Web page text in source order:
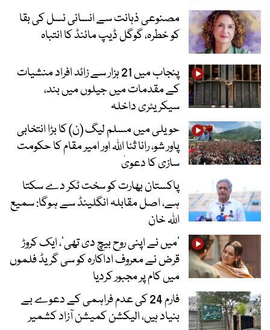
مصنوعی ذہانت سے انسانی نسل کی بقا
کو خطرہ، گوگل ڈیپ مائنڈ کا انتباہ
پنجاب میں 21 ہزار سے زائد افراد منشیات
کے مقدمات میں جیلوں میں بند،
سیکریٹری داخلہ
حویلی میں مسلم لیگ (ن) کا بڑا انتخابی
پاور شو، رانا ثنا اللہ اور امیر مقام کا حکومت
سازی کا دعویٰ
پاکستان بھارت کو سخت ٹکر دے سکتا
ہے، اصل مقابلہ انگلینڈ سے ہوگا: سمیع
اللہ خان
’میں نے اپنی روح بیچ دی تھی‘، ایک کروڑ
قرض نے معروف اداکارہ کو سی گریڈ فلموں
میں کام پر مجبور کردیا
فارم 24 کی عدم فراہمی کے دعوے بے
بنیاد ہیں، الیکشن کمیشن آزاد کشمیر